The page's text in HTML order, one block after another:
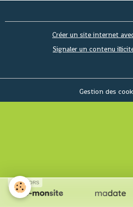
Créer un site internet
Signaler un contenu
Gestion des
SPONSORS